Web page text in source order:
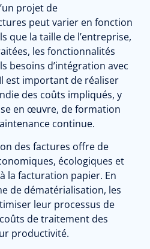
projet de
peut varier en fonction
que la taille de l’entreprise,
les fonctionnalités
besoins d’intégration avec
est important de réaliser
des coûts impliqués, y
en œuvre, de formation
continue.
des factures offre de
écologiques et
la facturation papier. En
de dématérialisation, les
leur processus de
de traitement des
productivité.